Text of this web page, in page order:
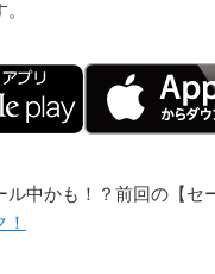
中かも！？前回の【セ